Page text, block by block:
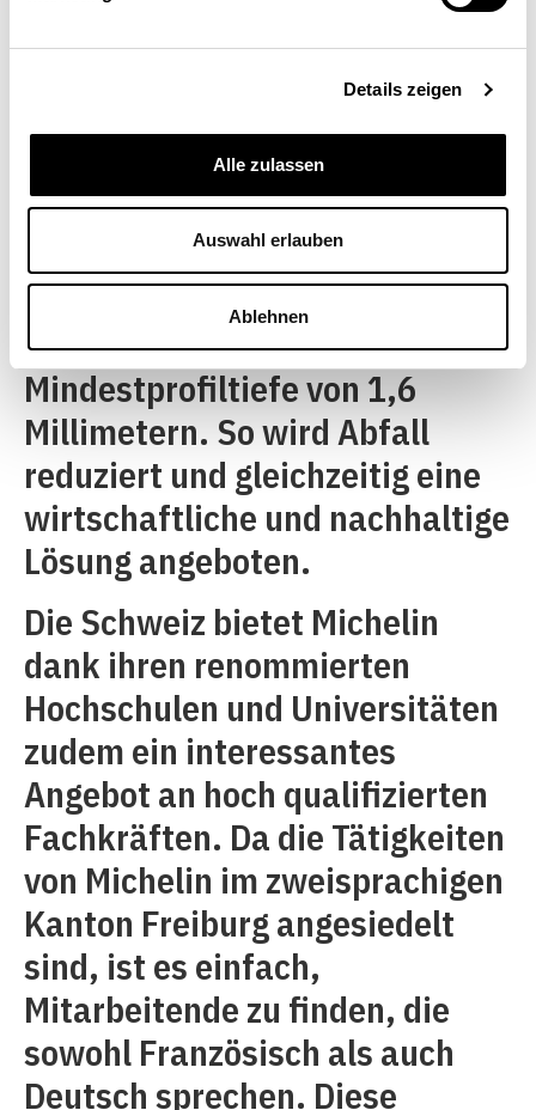
Details zeigen
Alle zulassen
Auswahl erlauben
Ablehnen
ausgerichtet ist. Eine der
Prioritäten des Unternehmens
ist die Sensibilisierung der
Verbraucherinnen und
Verbraucher für die Nutzung
ihrer Pneus bis zum Ende ihrer
Lebensdauer, also bis zur
gesetzlich vorgeschriebenen
Mindestprofiltiefe von 1,6
Millimetern. So wird Abfall
reduziert und gleichzeitig eine
wirtschaftliche und nachhaltige
Lösung angeboten.
Die Schweiz bietet Michelin
dank ihren renommierten
Hochschulen und Universitäten
zudem ein interessantes
Angebot an hoch qualifizierten
Fachkräften. Da die Tätigkeiten
von Michelin im zweisprachigen
Kanton Freiburg angesiedelt
sind, ist es einfach,
Mitarbeitende zu finden, die
sowohl Französisch als auch
Deutsch sprechen. Diese